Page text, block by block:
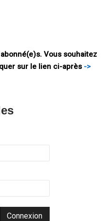
Vous souhaitez
sur le lien ci-après->